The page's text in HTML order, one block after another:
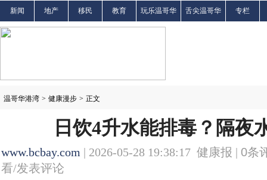
新闻 地产 移民 教育 玩乐温哥华 舌尖温哥华 专栏
温哥华港湾 > 健康漫步 > 正文
日饮4升水能排毒？隔夜
www.bcbay.com | 2026-05-28 19:38:17 健康报 | 0条
看/发表评论